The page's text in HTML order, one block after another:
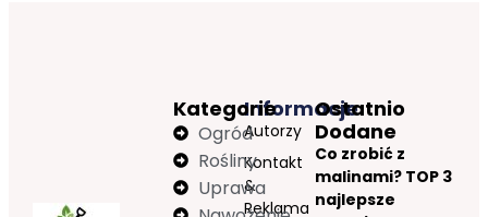
Informacje
Autorzy
Kontakt
&
Reklama
Kategorie
Ogród
Rośliny
Uprawa
Ostatnio
Dodane
Co zrobić z
malinami? TOP 3
najlepsze